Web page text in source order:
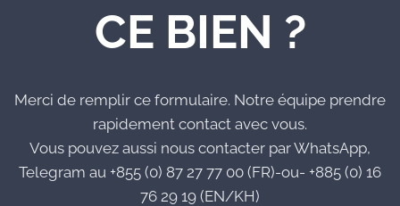
CE BIEN ?
Merci de remplir ce formulaire. Notre équipe prendre
rapidement contact avec vous.
Vous pouvez aussi nous contacter par WhatsApp,
Telegram au +855 (0) 87 27 77 00 (FR)-ou- +885 (0) 16
76 29 19 (EN/KH)